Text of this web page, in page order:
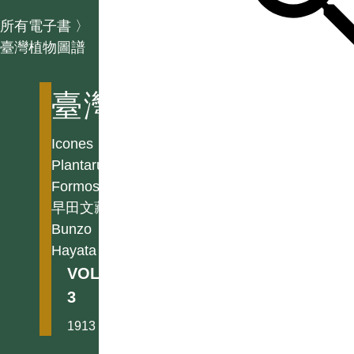
所有電子書 〉
臺灣植物圖譜
臺灣植物圖譜
Icones
Plantarum
Formosanarum
早田文藏
Bunzo
Hayata
VOL.
3
1913